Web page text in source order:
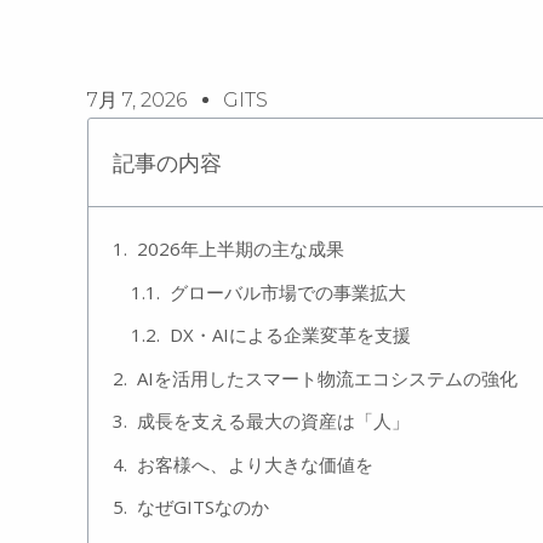
7月 7, 2026 GITS
記事の内容
2026年上半期の主な成果
グローバル市場での事業拡大
DX・AIによる企業変革を支援
AIを活用したスマート物流エコシステムの強化
成長を支える最大の資産は「人」
お客様へ、より大きな価値を
なぜGITSなのか